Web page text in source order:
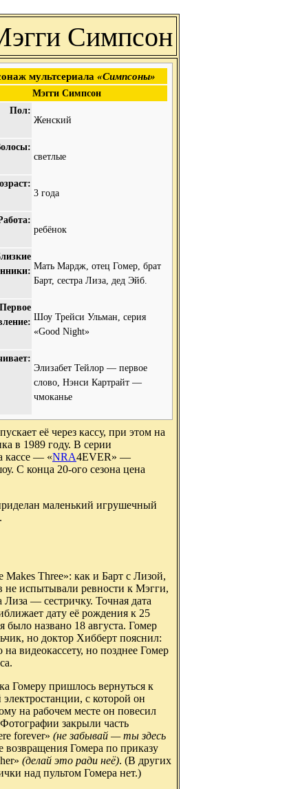
Симпсон
мультсериала «Симпсоны»
Мэгги Симпсон
Пол:
Женский
светлые
3 года
ребёнок
Мать Мардж, отец Гомер, брат
Барт, сестра Лиза, дед Эйб.
Первое
Шоу Трейси Ульман, серия
«Good Night»
Элизабет Тейлор — первое
слово, Нэнси Картрайт —
чмоканье
её через кассу, при этом на
в 1989 году. В серии
кассе — «NRA4EVER» —
С конца 20-ого сезона цена
маленький игрушечный
Three»: как и Барт с Лизой,
испытывали ревности к Мэгги,
Лиза — сестричку. Точная дата
дату её рождения к 25
названо 18 августа. Гомер
но доктор Хибберт пояснил:
видеокассету, но позднее Гомер
Гомеру пришлось вернуться к
с которой он
на рабочем месте он повесил
закрыли часть
forever»(не забывай — ты здесь
возвращения Гомера по приказу
(делай это ради неё). (В других
над пультом Гомера нет.)